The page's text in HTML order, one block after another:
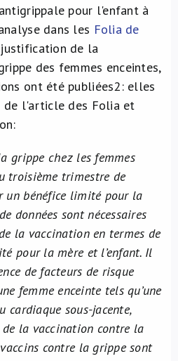
pour l'enfant à
dans les Folia de
de la
des femmes enceintes,
ont été publiées2: elles
de l'article des Folia et
grippe chez les femmes
troisième trimestre de
un bénéfice limité pour la
données sont nécessaires
la vaccination en termes de
pour la mère et l’enfant. Il
de facteurs de risque
femme enceinte tels qu’une
sous-jacente,
de la vaccination contre la
contre la grippe sont